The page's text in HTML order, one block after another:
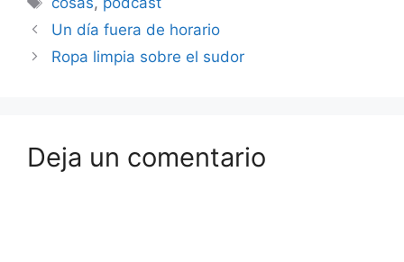
Un día fuera de horario
Ropa limpia sobre el sudor
Deja un comentario